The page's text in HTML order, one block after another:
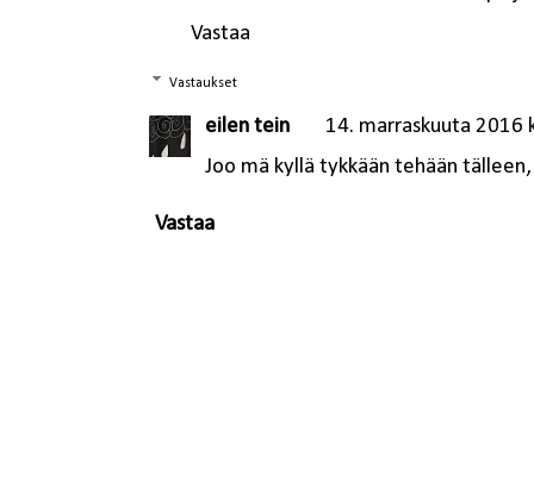
Vastaa
Vastaukset
eilen tein
14. marraskuuta 2016
Joo mä kyllä tykkään tehään
Vastaa